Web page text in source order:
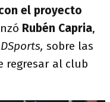
el proyecto
Rubén Capria,
DSports, sobre las
regresar al club